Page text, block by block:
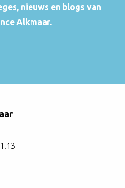
nieuws en blogs van
Alkmaar.